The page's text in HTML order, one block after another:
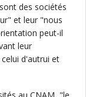
des sociétés
et leur "nous
peut-il
leur
d'autrui et